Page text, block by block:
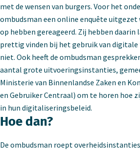
met de wensen van burgers. Voor het
ombudsman een online enquête uitgezet
op hebben gereageerd. Zij hebben daarin
prettig vinden bij het gebruik van
niet. Ook heeft de ombudsman
aantal grote uitvoeringsinstanties,
Ministerie van Binnenlandse Zaken en
en Gebruiker Centraal) om te horen hoe
in hun digitaliseringsbeleid.
Hoe dan?
De ombudsman roept